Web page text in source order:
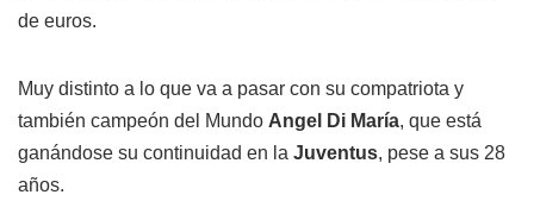
de euros.
Muy distinto a lo que va a pasar con su compatriota y
también campeón del Mundo Angel Di María, que está
ganándose su continuidad en la Juventus, pese a sus 28
años.